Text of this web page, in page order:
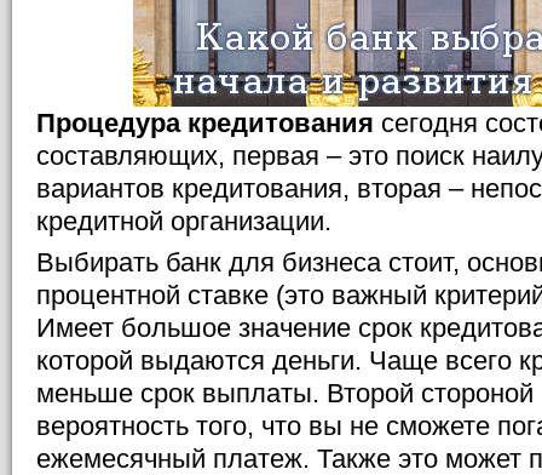
Процедура кредитования сегодня
составляющих, первая – это поиск
вариантов кредитования, вторая –
кредитной организации.
Выбирать банк для бизнеса стоит,
процентной ставке (это важный
Имеет большое значение срок
которой выдаются деньги. Чаще всего
меньше срок выплаты. Второй стороной
вероятность того, что вы не сможете
ежемесячный платеж. Также это может